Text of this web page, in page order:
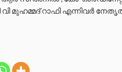
മുഹമ്മദ് റാഫി എന്നിവർ